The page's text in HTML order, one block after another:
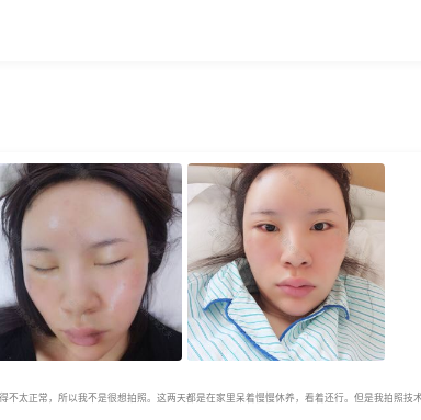
不太正常，所以我不是很想拍照。这两天都是在家里呆着慢慢休养，看着还行。但是我拍照